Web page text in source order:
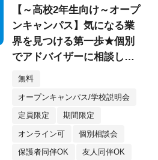
【～高校2年生向け～オープ
ンキャンパス】気になる業
界を見つける第一歩★個別
でアドバイザーに相談して
みよう！
無料
オープンキャンパス/学校説明会
定員限定 期間限定
オンライン可 個別相談会
保護者同伴OK 友人同伴OK